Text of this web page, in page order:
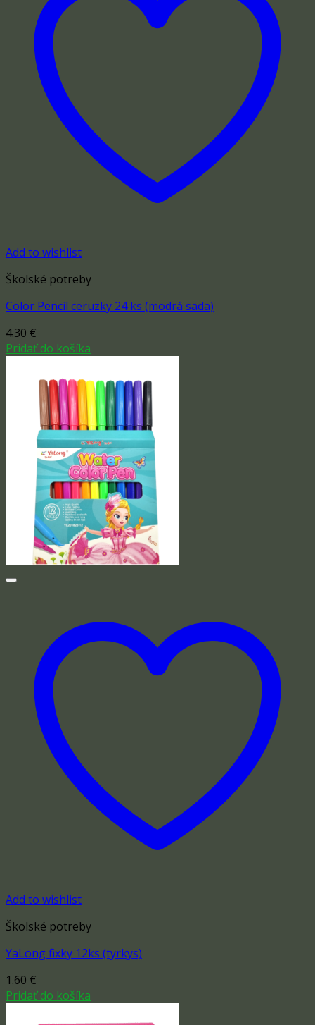
Add to wishlist
Školské potreby
Color Pencil ceruzky 24 ks (modrá sada)
4.30 €
Pridať do košíka
Add to wishlist
Školské potreby
YaLong fixky 12ks (tyrkys)
1.60 €
Pridať do košíka